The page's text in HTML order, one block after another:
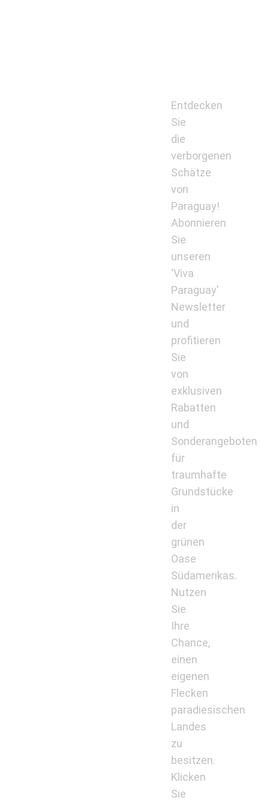
Entdecken
Sie
die
verborgenen
Schätze
von
Paraguay!
Abonnieren
Sie
unseren
'Viva
Paraguay'
Newsletter
und
profitieren
Sie
von
exklusiven
Rabatten
und
Sonderangeboten
für
traumhafte
Grundstücke
in
der
grünen
Oase
Südamerikas.
Nutzen
Sie
Ihre
Chance,
einen
eigenen
Flecken
paradiesischen
Landes
zu
besitzen.
Klicken
Sie